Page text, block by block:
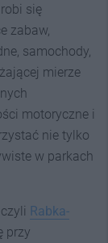
się
zabaw,
samochody,
mierze
motoryczne i
nie tylko
w parkach
Rabka-
przy